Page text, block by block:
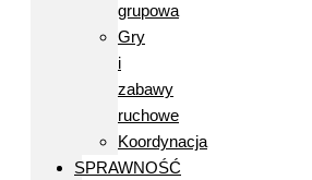
grupowa
Gry
i
zabawy
ruchowe
Koordynacja
SPRAWNOŚĆ